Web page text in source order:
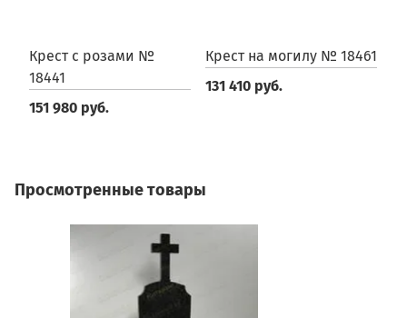
Крест с розами №
18441
151 980 руб.
Крест на могилу № 18461
131 410 руб.
Просмотренные товары